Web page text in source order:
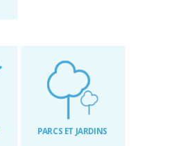
PARCS ET JARDINS